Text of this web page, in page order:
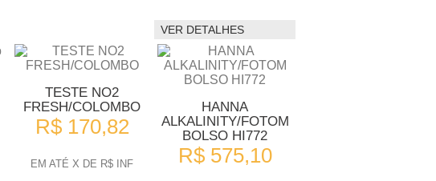
VER DETALHES
TESTE NO2
FRESH/COLOMBO
R$ 170,82
EM ATÉ X DE R$ INF
HANNA
ALKALINITY/FOTOM
BOLSO HI772
R$ 575,10